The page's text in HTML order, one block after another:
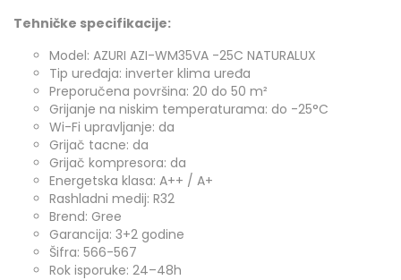
Tehničke specifikacije:
Model: AZURI AZI-WM35VA -25C NATURALUX
Tip uređaja: inverter klima uređa
Preporučena površina: 20 do 50 m²
Grijanje na niskim temperaturama: do -25°C
Wi-Fi upravljanje: da
Grijač tacne: da
Grijač kompresora: da
Energetska klasa: A++ / A+
Rashladni medij: R32
Brend: Gree
Garancija: 3+2 godine
Šifra: 566-567
Rok isporuke: 24–48h